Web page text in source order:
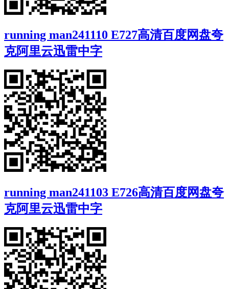
running man241110 E727高清百度网盘夸
克阿里云迅雷中字
running man241103 E726高清百度网盘夸
克阿里云迅雷中字